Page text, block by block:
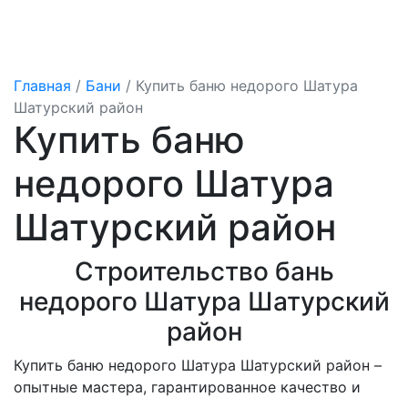
Главная / Бани / Купить баню недорого Шатура
Шатурский район
Купить баню
недорого Шатура
Шатурский район
Строительство бань
недорого Шатура Шатурский
район
Купить баню недорого Шатура Шатурский район –
опытные мастера, гарантированное качество и